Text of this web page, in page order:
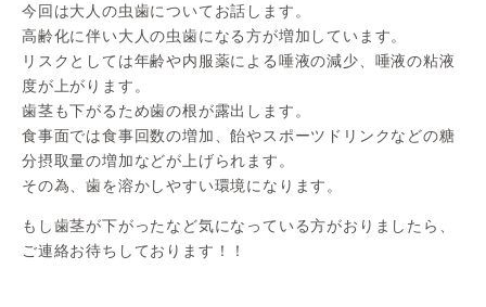
今回は大人の虫歯についてお話します。
高齢化に伴い大人の虫歯になる方が増加しています。
リスクとしては年齢や内服薬による唾液の減少、唾液の粘液
度が上がります。
歯茎も下がるため歯の根が露出します。
食事面では食事回数の増加、飴やスポーツドリンクなどの糖
分摂取量の増加などが上げられます。
その為、歯を溶かしやすい環境になります。
もし歯茎が下がったなど気になっている方がおりましたら、
ご連絡お待ちしております！！